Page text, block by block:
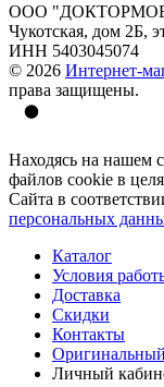
ООО
Чукотская, дом 2Б,
ИНН 5403045074
© 2026 Интернет-
права защищены.
Находясь на нашем
файлов cookie в
Сайта в
персональных
Каталог
Условия
Доставка
Скидки
Контакты
Личный